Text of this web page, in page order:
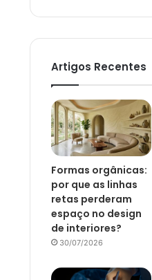
Artigos Recentes
Formas orgânicas:
por que as linhas
retas perderam
espaço no design
de interiores?
30/07/2026